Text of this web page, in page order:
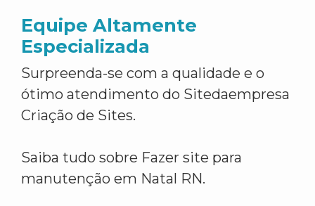
Equipe Altamente
Especializada
Surpreenda-se com a qualidade e o
ótimo atendimento do Sitedaempresa
Criação de Sites.
Saiba tudo sobre Fazer site para
manutenção em Natal RN.